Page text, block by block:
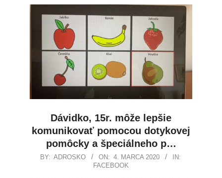
Dávidko, 15r. môže lepšie
komunikovať pomocou dotykovej
pomôcky a špeciálneho p…
BY: ADROSKO ON: 4. MARCA 2020
IN:
FACEBOOK